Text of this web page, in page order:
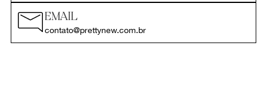
EMAIL
contato@prettynew.com.br